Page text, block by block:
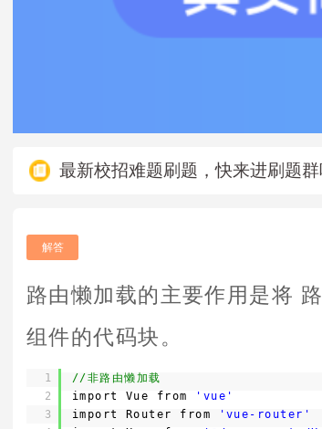
最新校招难题刷题，快来进刷题
解答
路由懒加载的主要作用是将
组件的代码块。
1
2
3
//非路由懒加载
import Vue from
'vue'
import Router from
'vue-router'